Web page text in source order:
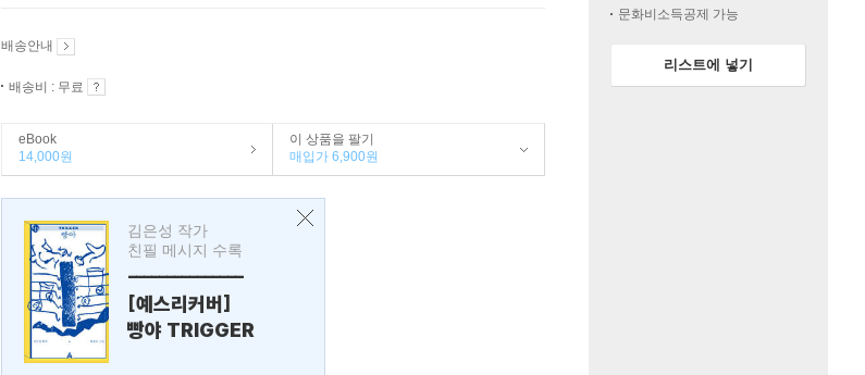
배송안내
배송비 : 무료
eBook
14,000원
이 상품을 팔기
매입가 6,900원
김은성 작가
친필 메시지 수록
---------------
[예스리커버]
빵야 TRIGGER
문화비소득공제 가능
리스트에 넣기